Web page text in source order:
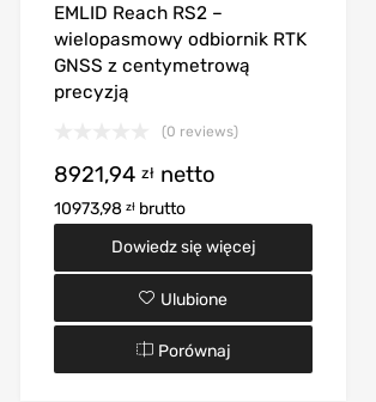
EMLID Reach RS2 –
wielopasmowy odbiornik RTK
GNSS z centymetrową
precyzją
(0 reviews)
8921,94 zł netto
10973,98 zł brutto
Dowiedz się więcej
Ulubione
Porównaj